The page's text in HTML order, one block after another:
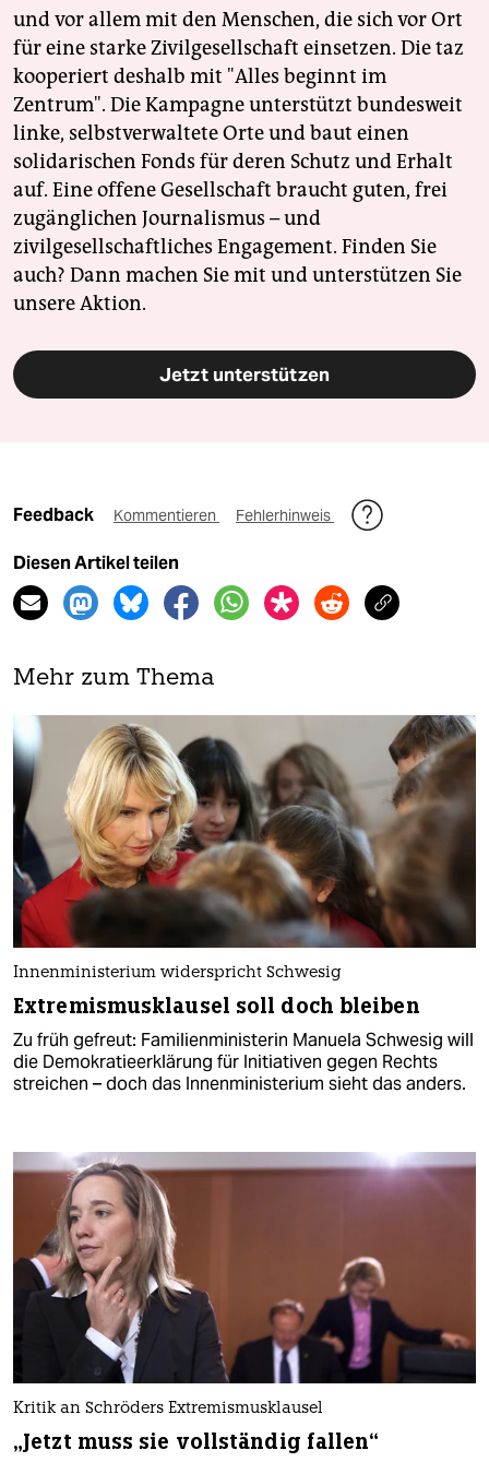
und vor allem mit den Menschen, die sich vor Ort
für eine starke Zivilgesellschaft einsetzen. Die taz
kooperiert deshalb mit "Alles beginnt im
Zentrum". Die Kampagne unterstützt bundesweit
linke, selbstverwaltete Orte und baut einen
solidarischen Fonds für deren Schutz und Erhalt
auf. Eine offene Gesellschaft braucht guten, frei
zugänglichen Journalismus – und
zivilgesellschaftliches Engagement. Finden Sie
auch? Dann machen Sie mit und unterstützen Sie
unsere Aktion.
Jetzt unterstützen
Feedback Kommentieren Fehlerhinweis
Diesen Artikel teilen
Mehr zum Thema
Innenministerium widerspricht Schwesig
Extremismusklausel soll doch bleiben
Zu früh gefreut: Familienministerin Manuela Schwesig will
die Demokratieerklärung für Initiativen gegen Rechts
streichen – doch das Innenministerium sieht das anders.
Kritik an Schröders Extremismusklausel
„Jetzt muss sie vollständig fallen“